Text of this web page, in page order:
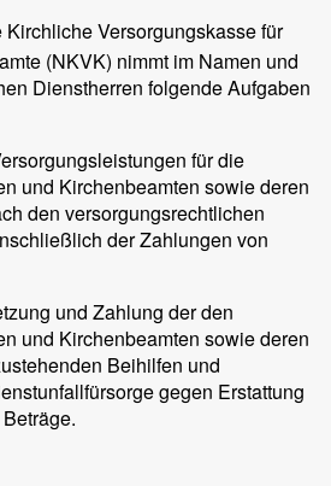
Versorgungskasse für
(NKVK) nimmt im Namen und
Dienstherren folgende Aufgaben
für die
und Kirchenbeamten sowie deren
den versorgungsrechtlichen
der Zahlungen von
und Zahlung der den
und Kirchenbeamten sowie deren
Beihilfen und
gegen Erstattung